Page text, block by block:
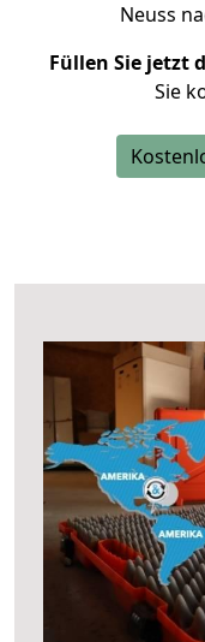
Neuss
Füllen Sie jetzt
Sie